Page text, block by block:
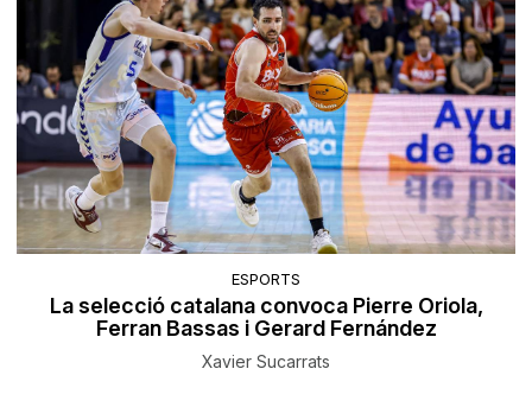
ESPORTS
La selecció catalana convoca Pierre Oriola,
Ferran Bassas i Gerard Fernández
Xavier Sucarrats